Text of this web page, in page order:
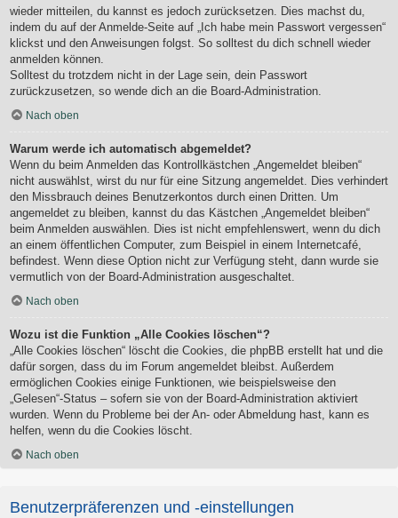
wieder mitteilen, du kannst es jedoch zurücksetzen. Dies machst du,
indem du auf der Anmelde-Seite auf „Ich habe mein Passwort vergessen“
klickst und den Anweisungen folgst. So solltest du dich schnell wieder
anmelden können.
Solltest du trotzdem nicht in der Lage sein, dein Passwort
zurückzusetzen, so wende dich an die Board-Administration.
Nach oben
Warum werde ich automatisch abgemeldet?
Wenn du beim Anmelden das Kontrollkästchen „Angemeldet bleiben“
nicht auswählst, wirst du nur für eine Sitzung angemeldet. Dies verhindert
den Missbrauch deines Benutzerkontos durch einen Dritten. Um
angemeldet zu bleiben, kannst du das Kästchen „Angemeldet bleiben“
beim Anmelden auswählen. Dies ist nicht empfehlenswert, wenn du dich
an einem öffentlichen Computer, zum Beispiel in einem Internetcafé,
befindest. Wenn diese Option nicht zur Verfügung steht, dann wurde sie
vermutlich von der Board-Administration ausgeschaltet.
Nach oben
Wozu ist die Funktion „Alle Cookies löschen“?
„Alle Cookies löschen“ löscht die Cookies, die phpBB erstellt hat und die
dafür sorgen, dass du im Forum angemeldet bleibst. Außerdem
ermöglichen Cookies einige Funktionen, wie beispielsweise den
„Gelesen“-Status – sofern sie von der Board-Administration aktiviert
wurden. Wenn du Probleme bei der An- oder Abmeldung hast, kann es
helfen, wenn du die Cookies löscht.
Nach oben
Benutzerpräferenzen und -einstellungen